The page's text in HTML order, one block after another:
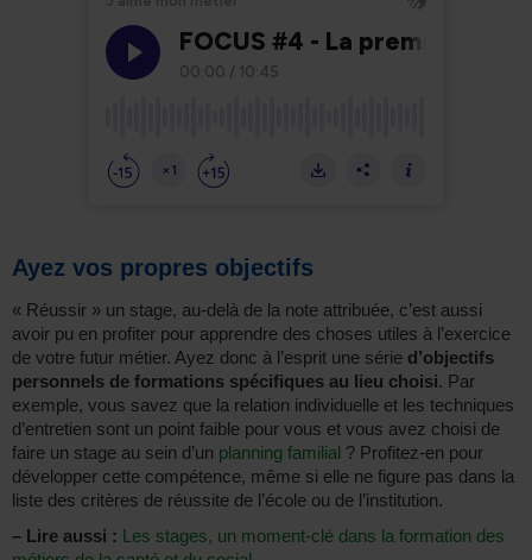
Ayez vos propres objectifs
« Réussir » un stage, au-delà de la note attribuée, c’est aussi
avoir pu en profiter pour apprendre des choses utiles à l’exercice
de votre futur métier. Ayez donc à l’esprit une série d’objectifs
personnels de formations spécifiques au lieu choisi. Par
exemple, vous savez que la relation individuelle et les techniques
d’entretien sont un point faible pour vous et vous avez choisi de
faire un stage au sein d’un planning familial ? Profitez-en pour
développer cette compétence, même si elle ne figure pas dans la
liste des critères de réussite de l’école ou de l’institution.
– Lire aussi : Les stages, un moment-clé dans la formation des